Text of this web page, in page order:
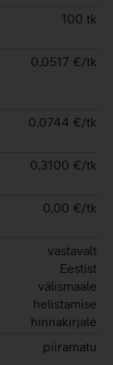
100 tk
0,0517 €/tk
0,0744 €/tk
0,3100 €/tk
0,00 €/tk
vastavalt
Eestist
välismaale
helistamise
hinnakirjale
piiramatu